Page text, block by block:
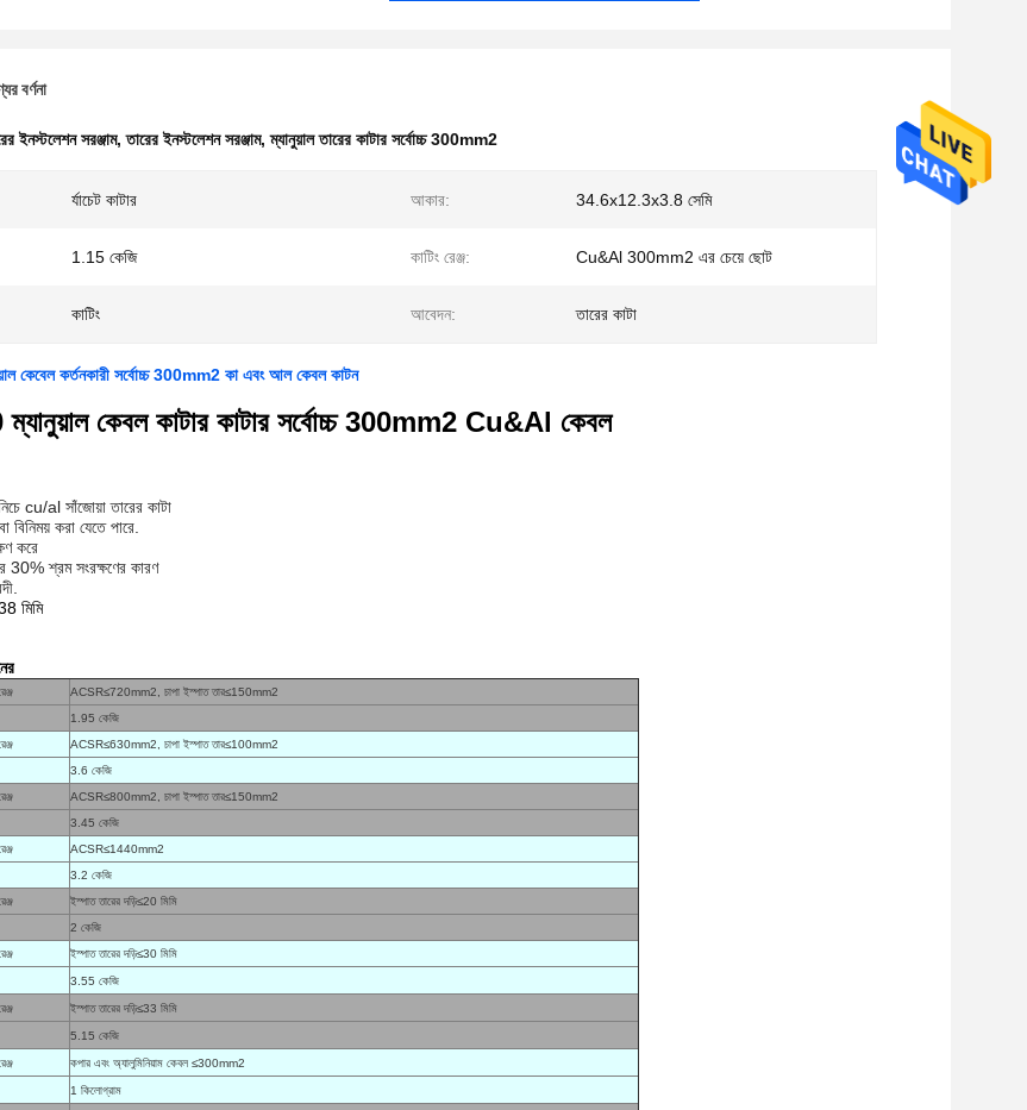
বর্ণনা
ইনস্টলেশন সরঞ্জাম,তারের ইনস্টলেশন সরঞ্জাম,ম্যানুয়াল তারের কাটার সর্বোচ্চ 300mm2
র্যাচেট কাটার আকার: 34.6x12.3x3.8 সেমি
1.15 কেজি কাটিং রেঞ্জ: Cu&Al 300mm2 এর চেয়ে ছোট
কাটিং আবেদন: তারের কাটা
কেবেল কর্তনকারী সর্বোচ্চ 300mm2 কা এবং আল কেবল কাটন
ম্যানুয়াল কেবল কাটার কাটার সর্বোচ্চ 300mm2 Cu&Al কেবল
cu/al সাঁজোয়া তারের কাটা
বিনিময় করা যেতে পারে.
করে
30% শ্রম সংরক্ষণের কারণ
মিমি
ACSR≤720mm2, চাপা ইস্পাত তার≤150mm2
1.95 কেজি
ACSR≤630mm2, চাপা ইস্পাত তার≤100mm2
3.6 কেজি
ACSR≤800mm2, চাপা ইস্পাত তার≤150mm2
3.45 কেজি
ACSR≤1440mm2
3.2 কেজি
ইস্পাত তারের দড়ি≤20 মিমি
2 কেজি
ইস্পাত তারের দড়ি≤30 মিমি
3.55 কেজি
ইস্পাত তারের দড়ি≤33 মিমি
5.15 কেজি
কপার এবং অ্যালুমিনিয়াম কেবল ≤300mm2
1 কিলোগ্রাম